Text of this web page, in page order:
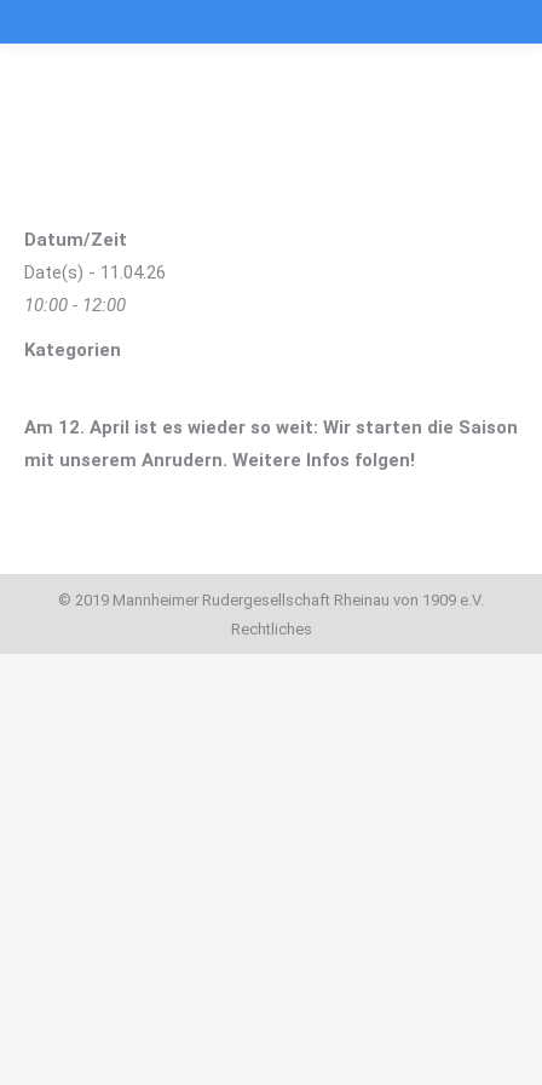
Datum/Zeit
Date(s) - 11.04.26
10:00 - 12:00
Kategorien
Am 12. April ist es wieder so weit: Wir starten die Saison
mit unserem Anrudern. Weitere Infos folgen!
© 2019 Mannheimer Rudergesellschaft Rheinau von 1909 e.V.
Rechtliches